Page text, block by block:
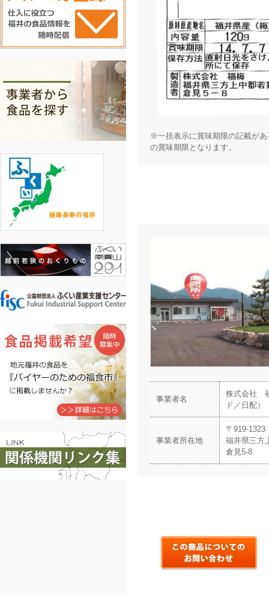
※一括表示に賞味期限の記載が
の賞味期限となります。
事業者名
株式会社
ド／日配）
事業者所在地
〒919-1323
福井県三方
倉見5-8